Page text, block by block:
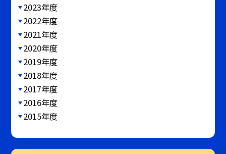
2023年度
2022年度
2021年度
2020年度
2019年度
2018年度
2017年度
2016年度
2015年度